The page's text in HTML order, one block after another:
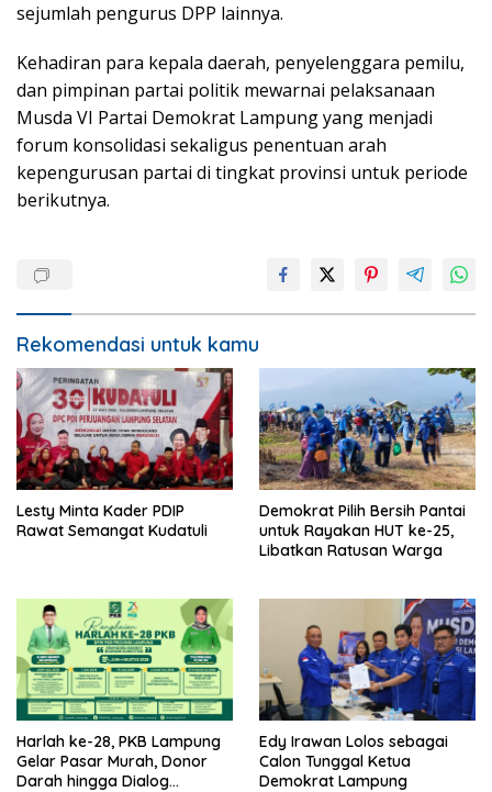
sejumlah pengurus DPP lainnya.
Kehadiran para kepala daerah, penyelenggara pemilu,
dan pimpinan partai politik mewarnai pelaksanaan
Musda VI Partai Demokrat Lampung yang menjadi
forum konsolidasi sekaligus penentuan arah
kepengurusan partai di tingkat provinsi untuk periode
berikutnya.
Rekomendasi untuk kamu
Lesty Minta Kader PDIP
Rawat Semangat Kudatuli
Demokrat Pilih Bersih Pantai
untuk Rayakan HUT ke-25,
Libatkan Ratusan Warga
Harlah ke-28, PKB Lampung
Gelar Pasar Murah, Donor
Darah hingga Dialog
Edy Irawan Lolos sebagai
Calon Tunggal Ketua
Demokrat Lampung